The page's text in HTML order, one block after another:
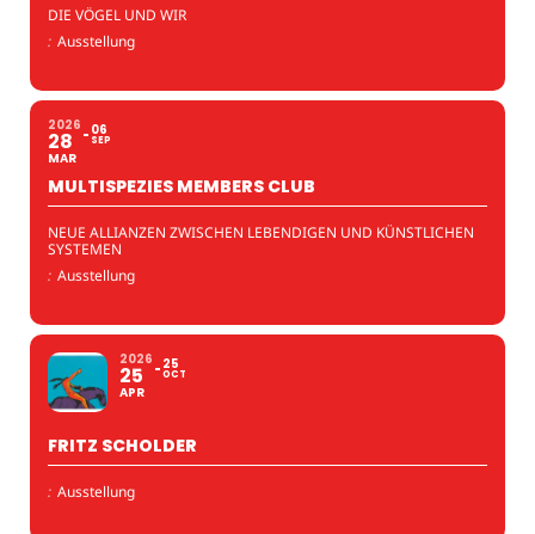
DIE VÖGEL UND WIR
: Ausstellung
2026
28
MAR
06
SEP
MULTISPEZIES MEMBERS CLUB
NEUE ALLIANZEN ZWISCHEN LEBENDIGEN UND KÜNSTLICHEN
SYSTEMEN
: Ausstellung
2026
25
APR
25
OCT
FRITZ SCHOLDER
: Ausstellung